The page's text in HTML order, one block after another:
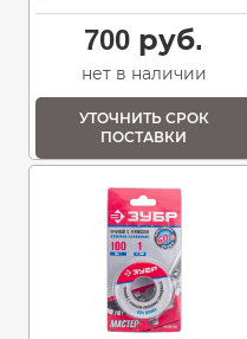
700 руб.
нет в наличии
УТОЧНИТЬ СРОК
ПОСТАВКИ